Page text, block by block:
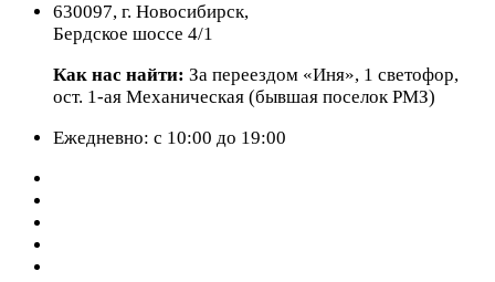
630097, г. Новосибирск,
Бердское шоссе 4/1
Как нас найти: За переездом «Иня», 1 светофор,
ост. 1-ая Механическая (бывшая поселок РМЗ)
Ежедневно: с 10:00 до 19:00